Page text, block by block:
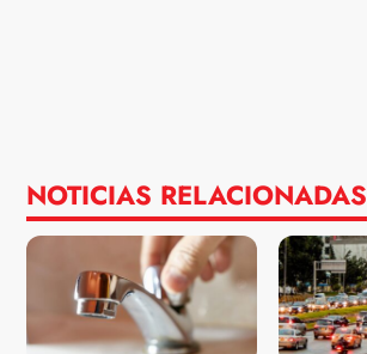
NOTICIAS RELACIONADAS